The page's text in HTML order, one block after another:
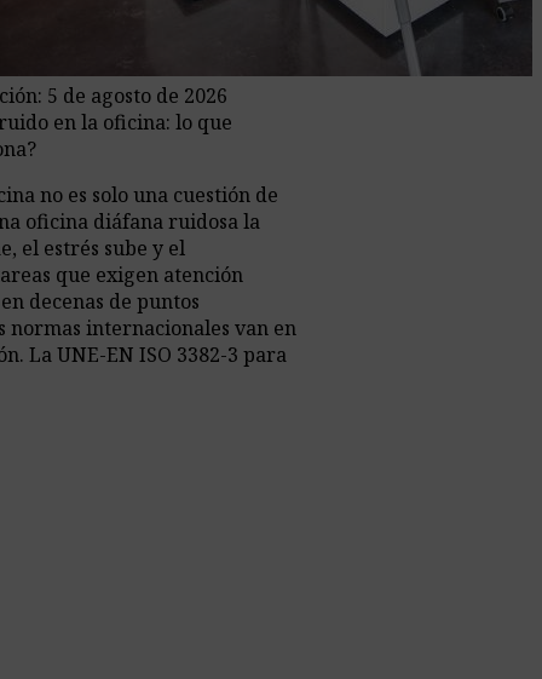
5 de agosto de 2026
en la oficina: lo que
no es solo una cuestión de
oficina diáfana ruidosa la
el estrés sube y el
que exigen atención
decenas de puntos
normas internacionales van en
La UNE-EN ISO 3382-3 para